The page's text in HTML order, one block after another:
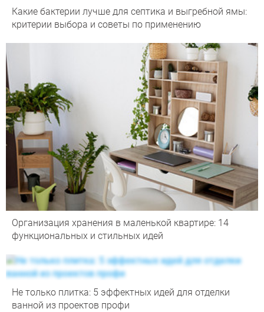
Какие бактерии лучше для септика и выгребной ямы:
критерии выбора и советы по применению
Организация хранения в маленькой квартире: 14
функциональных и стильных идей
Не только плитка: 5 эффектных идей для отделки
ванной из проектов профи